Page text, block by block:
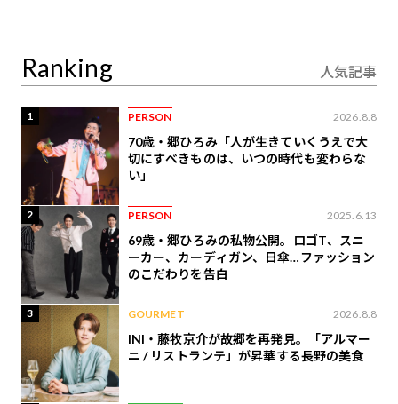
Ranking 人気記事
1 PERSON 2026.8.8
70歳・郷ひろみ「人が生きていくうえで大
切にすべきものは、いつの時代も変わらな
い」
2 PERSON 2025.6.13
69歳・郷ひろみの私物公開。ロゴT、スニ
ーカー、カーディガン、日傘…ファッション
のこだわりを告白
3 GOURMET 2026.8.8
INI・藤牧京介が故郷を再発見。「アルマー
ニ / リストランテ」が昇華する長野の美食